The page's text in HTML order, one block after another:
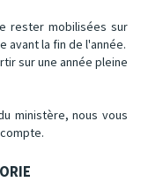
rester mobilisées sur
avant la fin de l'année.
sur une année pleine
ministère, nous vous